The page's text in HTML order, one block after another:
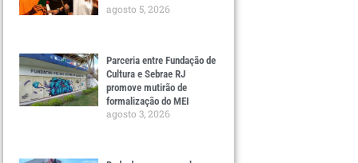
agosto 5, 2026
Parceria entre Fundação de
Cultura e Sebrae RJ
promove mutirão de
formalização do MEI
agosto 3, 2026